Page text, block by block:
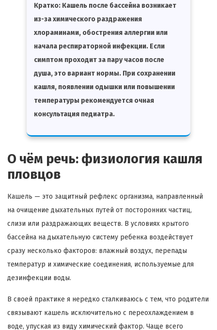
Кратко: Кашель после бассейна возникает
из-за химического раздражения
хлораминами, обострения аллергии или
начала респираторной инфекции. Если
симптом проходит за пару часов после
душа, это вариант нормы. При сохранении
кашля, появлении одышки или повышении
температуры рекомендуется очная
консультация педиатра.
О чём речь: физиология кашля
пловцов
Кашель — это защитный рефлекс организма, направленный
на очищение дыхательных путей от посторонних частиц,
слизи или раздражающих веществ. В условиях крытого
бассейна на дыхательную систему ребенка воздействует
сразу несколько факторов: влажный воздух, перепады
температур и химические соединения, используемые для
дезинфекции воды.
В своей практике я нередко сталкиваюсь с тем, что родители
связывают кашель исключительно с переохлаждением в
воде, упуская из виду химический фактор. Чаще всего